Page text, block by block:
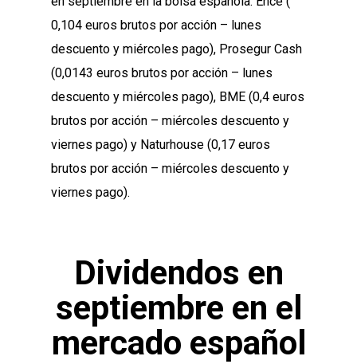
0,104 euros brutos por acción – lunes
descuento y miércoles pago), Prosegur Cash
(0,0143 euros brutos por acción – lunes
descuento y miércoles pago), BME (0,4 euros
brutos por acción – miércoles descuento y
viernes pago) y Naturhouse (0,17 euros
brutos por acción – miércoles descuento y
viernes pago).
Dividendos en
septiembre en el
mercado español